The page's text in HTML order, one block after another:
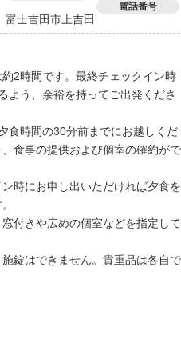
富士吉田市上吉田
電話番号
2時間です。最終チェックイン時
よう、余裕を持ってご出発くださ
食時間の30分前までにお越しくだ
食事の提供および個室の確約がで
時にお申し出いただければ夕食を
付きや広めの個室などを指定して
錠はできません。貴重品は各自で